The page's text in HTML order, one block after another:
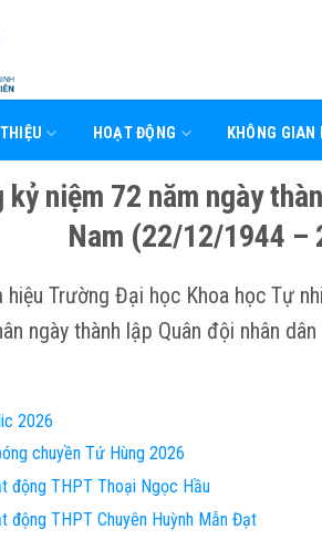
HOẠT ĐỘNG KHÔNG
kỷ niệm 72 năm ngày
Nam (22/12/1944 –
Trường Đại học Khoa học Tự
ngày thành lập Quân đội nhân
2026
chuyền Tứ Hùng 2026
động THPT Thoại Ngọc Hầu
động THPT Chuyên Huỳnh Mẫn Đạt